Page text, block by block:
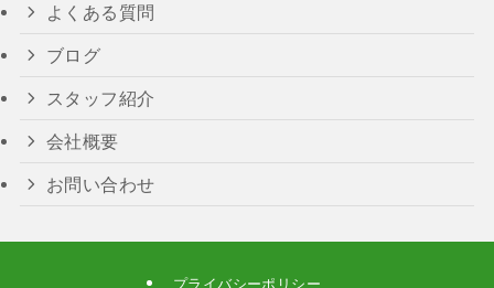
よくある質問
ブログ
スタッフ紹介
会社概要
お問い合わせ
プライバシーポリシー